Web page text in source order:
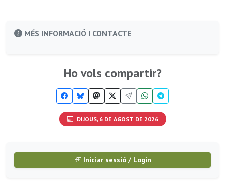
MÉS INFORMACIÓ I CONTACTE
Ho vols compartir?
DIJOUS, 6 DE AGOST DE 2026
Iniciar sessió / Login